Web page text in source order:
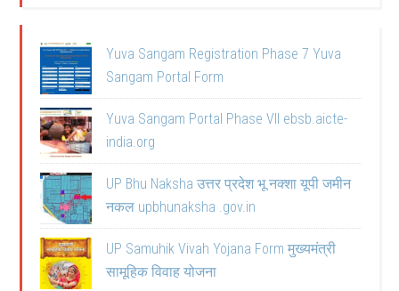
Yuva Sangam Registration Phase 7 Yuva
Sangam Portal Form
Yuva Sangam Portal Phase VII ebsb.aicte-
india.org
UP Bhu Naksha उत्तर प्रदेश भू नक्शा यूपी जमीन
नकल upbhunaksha .gov.in
UP Samuhik Vivah Yojana Form मुख्यमंत्री
सामूहिक विवाह योजना